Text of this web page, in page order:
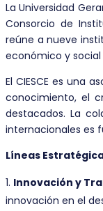
La Universidad
Consorcio de
reúne a nueve
económico y social
El CIESCE es una
conocimiento, el
destacados. La
internacionales es
Líneas
Innovación y
innovación en el